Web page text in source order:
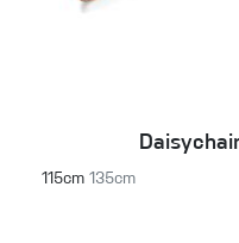
115cm 135cm